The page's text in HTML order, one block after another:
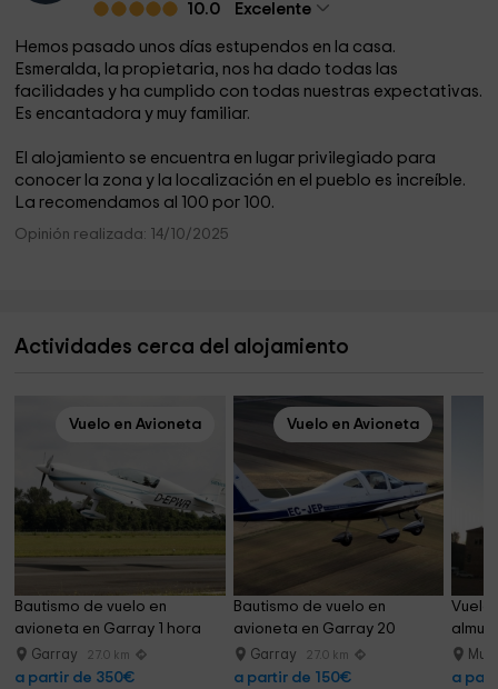
10.0
Excelente
Hemos pasado unos días estupendos en la casa.
Esmeralda, la propietaria, nos ha dado todas las
facilidades y ha cumplido con todas nuestras expectativas.
Es encantadora y muy familiar.
El alojamiento se encuentra en lugar privilegiado para
conocer la zona y la localización en el pueblo es increíble.
La recomendamos al 100 por 100.
Opinión realizada: 14/10/2025
Actividades cerca del alojamiento
Vuelo en Avioneta
Bautismo de vuelo en
avioneta en Garray 1 hora
Garray 27.0 km
a partir de 350€
Vuelo en Avioneta
Bautismo de vuelo en
avioneta en Garray 20
minutos
Garray 27.0 km
a partir de 150€
Vuelo
a